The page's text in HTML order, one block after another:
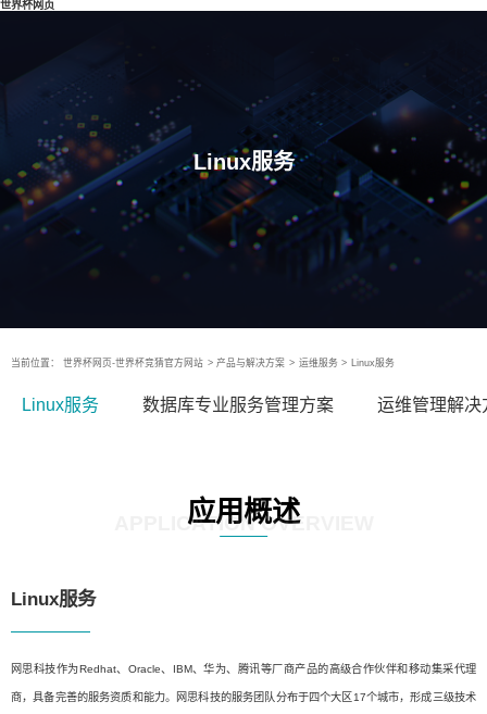
世界杯网页
Linux服务
当前位置： 世界杯网页-世界杯竞猜官方网站 > 产品与解决方案 > 运维服务 > Linux服务
Linux服务 数据库专业服务管理方案 运维管理解决
应用概述
APPLICATION OVERVIEW
Linux服务
网思科技作为Redhat、Oracle、IBM、华为、腾讯等厂商产品的高级合作伙伴和移动集采代理
商，具备完善的服务资质和能力。网思科技的服务团队分布于四个大区17个城市，形成三级技术